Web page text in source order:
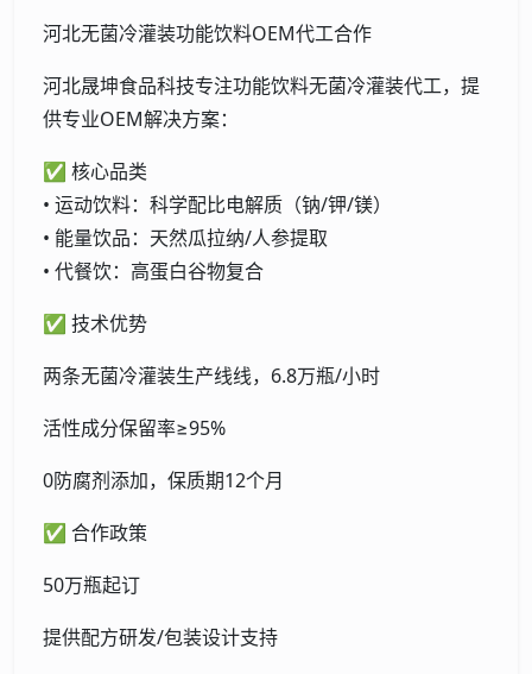
河北无菌冷灌装功能饮料OEM代工合作
河北晟坤食品科技专注功能饮料无菌冷灌装代工，提
供专业OEM解决方案：
✅ 核心品类
• 运动饮料：科学配比电解质（钠/钾/镁）
• 能量饮品：天然瓜拉纳/人参提取
• 代餐饮：高蛋白谷物复合
✅ 技术优势
两条无菌冷灌装生产线线，6.8万瓶/小时
活性成分保留率≥95%
0防腐剂添加，保质期12个月
✅ 合作政策
50万瓶起订
提供配方研发/包装设计支持